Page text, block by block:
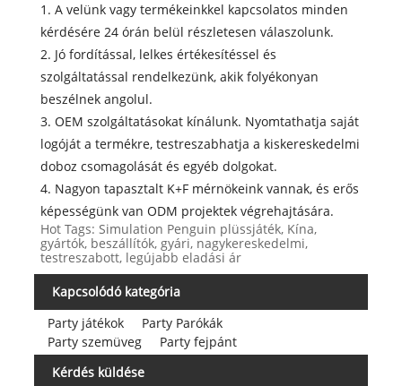
1. A velünk vagy termékeinkkel kapcsolatos minden
kérdésére 24 órán belül részletesen válaszolunk.
2. Jó fordítással, lelkes értékesítéssel és
szolgáltatással rendelkezünk, akik folyékonyan
beszélnek angolul.
3. OEM szolgáltatásokat kínálunk. Nyomtathatja saját
logóját a termékre, testreszabhatja a kiskereskedelmi
doboz csomagolását és egyéb dolgokat.
4. Nagyon tapasztalt K+F mérnökeink vannak, és erős
képességünk van ODM projektek végrehajtására.
Hot Tags: Simulation Penguin plüssjáték, Kína,
gyártók, beszállítók, gyári, nagykereskedelmi,
testreszabott, legújabb eladási ár
Kapcsolódó kategória
Party játékok
Party Parókák
Party szemüveg
Party fejpánt
Kérdés küldése